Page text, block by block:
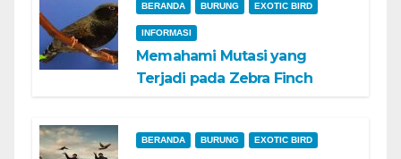
BERANDA BURUNG EXOTIC BIRD
INFORMASI
Memahami Mutasi yang
Terjadi pada Zebra Finch
BERANDA BURUNG EXOTIC BIRD